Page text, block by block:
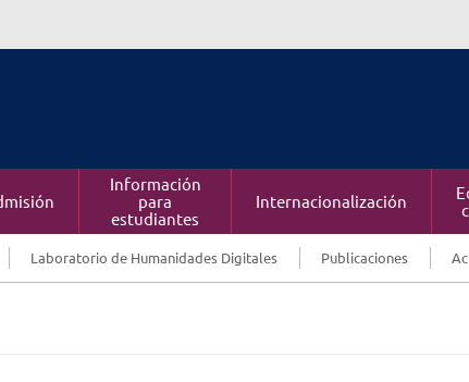
Información
para
estudiantes
Internacionalización
Laboratorio de Humanidades Digitales Publicaciones